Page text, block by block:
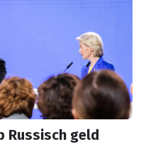
Russisch geld